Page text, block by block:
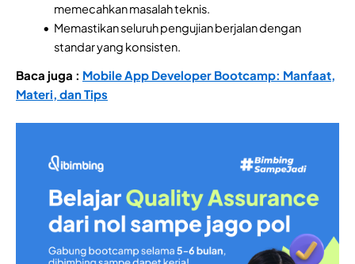
memecahkan masalah teknis.
Memastikan seluruh pengujian berjalan dengan
standar yang konsisten.
Baca juga : Mobile App Developer Bootcamp: Manfaat,
Materi, dan Tips